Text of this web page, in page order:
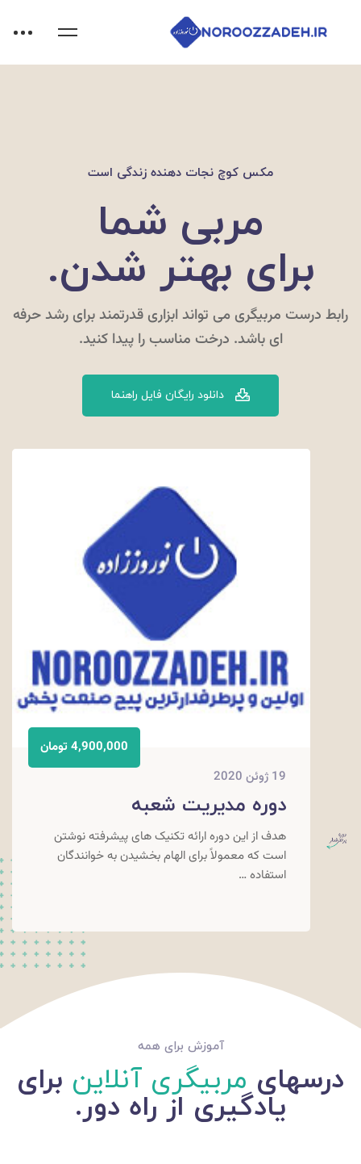
مکس کوچ نجات دهنده زندگی است
مربی شما
برای بهتر شدن.
رابط درست مربیگری می تواند ابزاری قدرتمند برای رشد حرفه
ای باشد. درخت مناسب را پیدا کنید.
دانلود رایگان فایل راهنما
4,900,000 تومان
19 ژوئن 2020
دوره مدیریت شعبه
هدف از این دوره ارائه تکنیک های پیشرفته نوشتن
است که معمولاً برای الهام بخشیدن به خوانندگان
استفاده …
آموزش برای همه
درسهای مربیگری آنلاین برای
یادگیری از راه دور.